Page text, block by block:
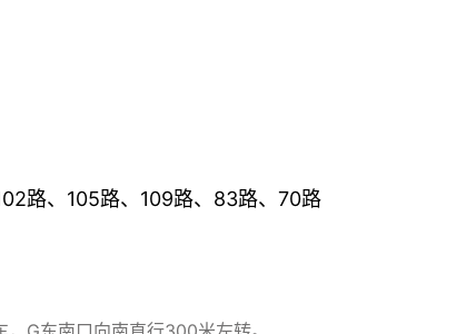
路、105路、109路、83路、70路